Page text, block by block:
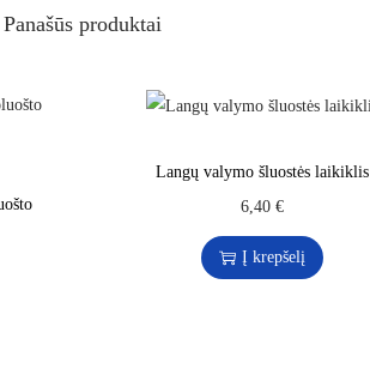
Panašūs produktai
Langų valymo šluostės laikiklis
6,40 €
Į krepšelį